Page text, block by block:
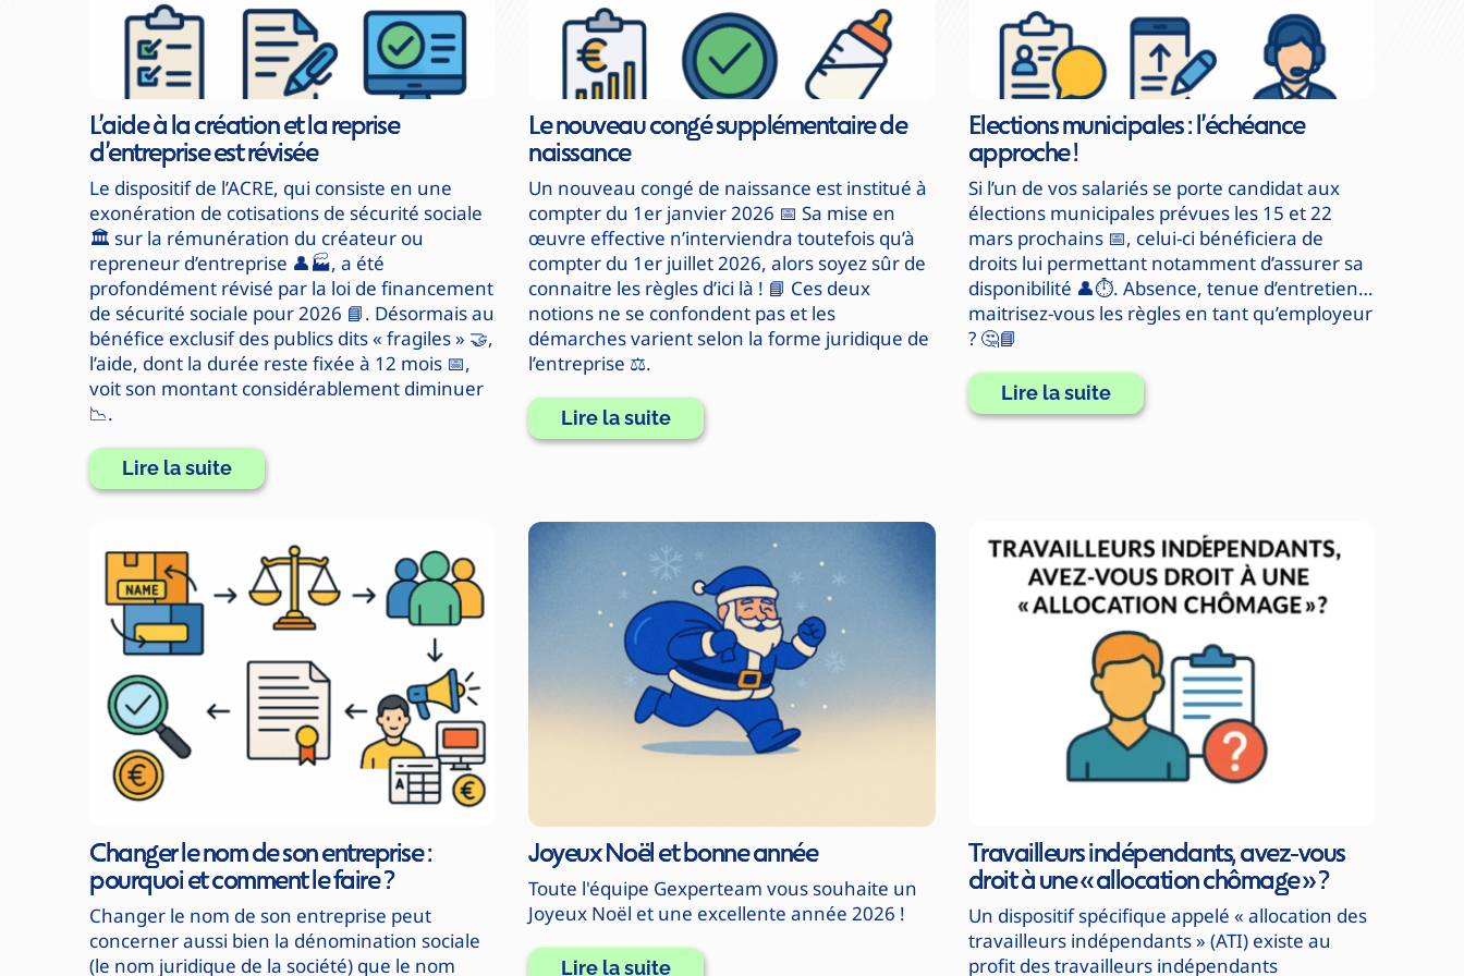
L’aide à la création et la reprise
d’entreprise est révisée
Le dispositif de l’ACRE, qui consiste en une
exonération de cotisations de sécurité sociale
🏛️ sur la rémunération du créateur ou
repreneur d’entreprise 👤🏭, a été
profondément révisé par la loi de financement
de sécurité sociale pour 2026 📘. Désormais au
bénéfice exclusif des publics dits « fragiles » 🤝,
l’aide, dont la durée reste fixée à 12 mois 📅,
voit son montant considérablement diminuer
📉.
Lire la suite
Le nouveau congé supplémentaire de
naissance
Un nouveau congé de naissance est institué à
compter du 1er janvier 2026 📅 Sa mise en
œuvre effective n’interviendra toutefois qu’à
compter du 1er juillet 2026, alors soyez sûr de
connaitre les règles d’ici là ! 📘 Ces deux
notions ne se confondent pas et les
démarches varient selon la forme juridique de
l’entreprise ⚖️.
Lire la suite
Elections municipales : l’échéance
approche !
Si l’un de vos salariés se porte candidat aux
élections municipales prévues les 15 et 22
mars prochains 📅, celui-ci bénéficiera de
droits lui permettant notamment d’assurer sa
disponibilité 👤⏱️. Absence, tenue d’entretien…
maitrisez-vous les règles en tant qu’employeur
? 🤔📘
Lire la suite
Changer le nom de son entreprise :
pourquoi et comment le faire ?
Changer le nom de son entreprise peut
concerner aussi bien la dénomination sociale
(le nom juridique de la société) que le nom
Joyeux Noël et bonne année
Toute l'équipe Gexperteam vous souhaite un
Joyeux Noël et une excellente année 2026 !
Lire la suite
Travailleurs indépendants, avez-vous
droit à une « allocation chômage » ?
Un dispositif spécifique appelé « allocation des
travailleurs indépendants » (ATI) existe au
profit des travailleurs indépendants